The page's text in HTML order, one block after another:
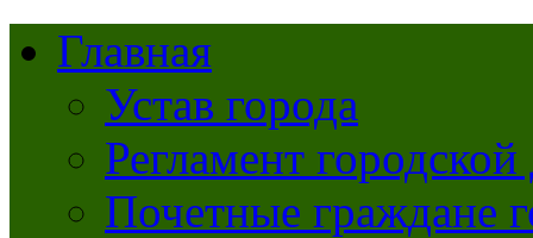
Главная
Устав города
Регламент
Почетные граждане